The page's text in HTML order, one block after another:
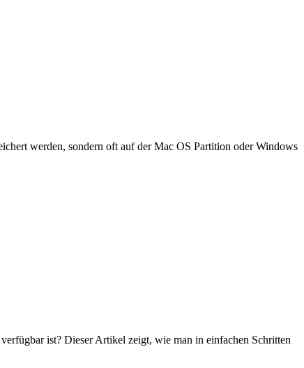
werden, sondern oft auf der Mac OS Partition oder Windows
ist? Dieser Artikel zeigt, wie man in einfachen Schritten